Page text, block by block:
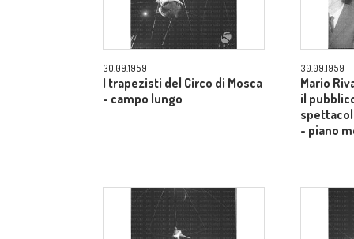
30.09.1959
I trapezisti del Circo di Mosca
- campo lungo
30.09.1959
Mario
il
- piano